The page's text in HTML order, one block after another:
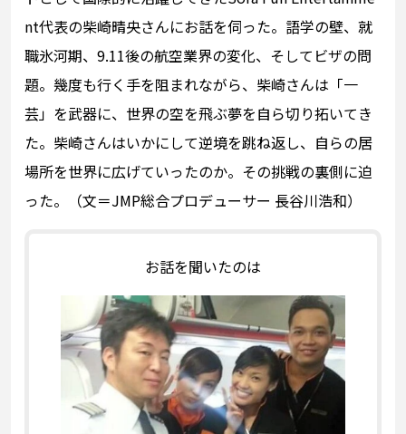
nt代表の柴崎晴央さんにお話を伺った。語学の壁、就
職氷河期、9.11後の航空業界の変化、そしてビザの問
題。幾度も行く手を阻まれながら、柴崎さんは「一
芸」を武器に、世界の空を飛ぶ夢を自ら切り拓いてき
た。柴崎さんはいかにして逆境を跳ね返し、自らの居
場所を世界に広げていったのか。その挑戦の裏側に迫
った。（文＝JMP総合プロデューサー 長谷川浩和）
お話を聞いたのは